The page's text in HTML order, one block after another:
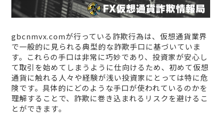
gbcnmvx.comが行っている詐欺行為は、仮想通貨業界
で一般的に見られる典型的な詐欺手口に基づいていま
す。これらの手口は非常に巧妙であり、投資家が安心し
て取引を始めてしまうように仕向けるため、初めて仮想
通貨に触れる人々や経験が浅い投資家にとっては特に危
険です。具体的にどのような手口が使われているのかを
理解することで、詐欺に巻き込まれるリスクを避けるこ
とができます。